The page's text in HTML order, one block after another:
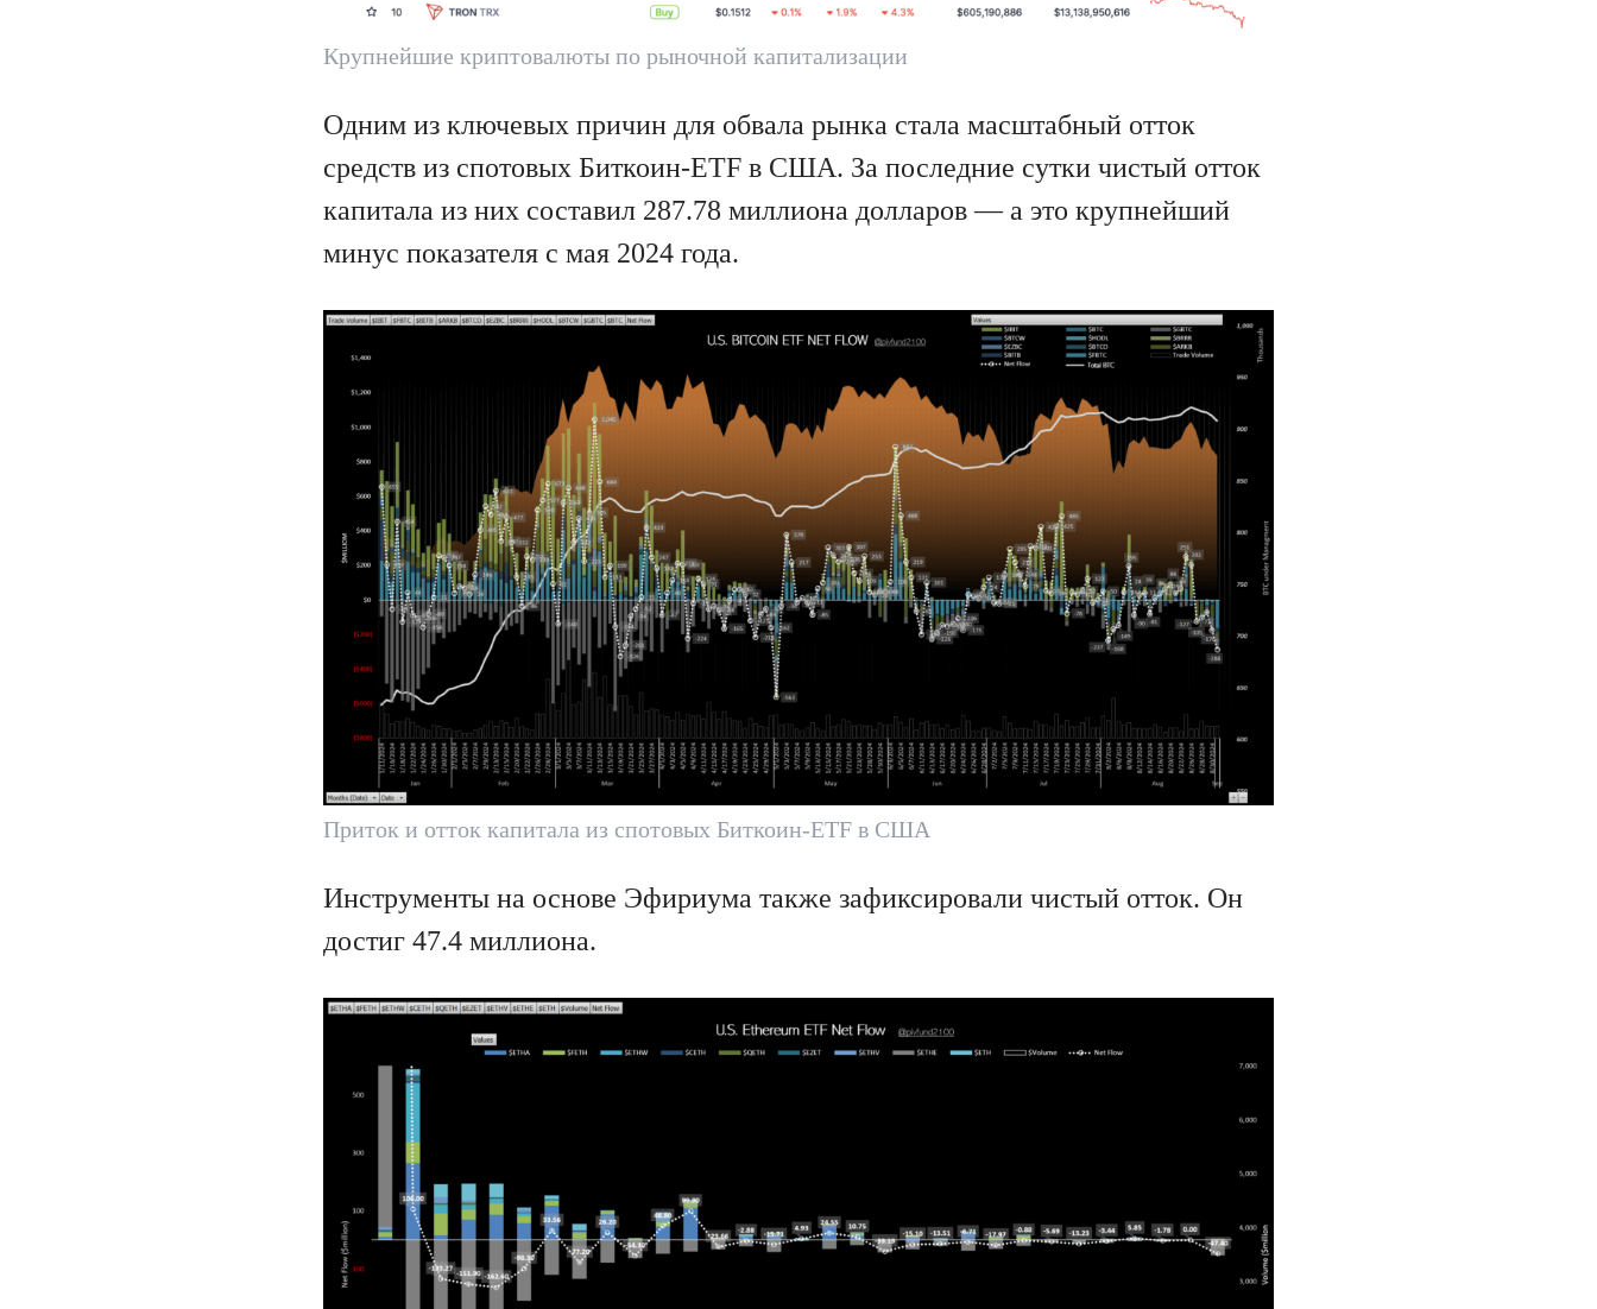
Крупнейшие криптовалюты по рыночной капитализации
Одним из ключевых причин для обвала рынка стала масштабный отток
средств из спотовых Биткоин-ETF в США. За последние сутки чистый отток
капитала из них составил 287.78 миллиона долларов — а это крупнейший
минус показателя с мая 2024 года.
Приток и отток капитала из спотовых Биткоин-ETF в США
Инструменты на основе Эфириума также зафиксировали чистый отток. Он
достиг 47.4 миллиона.